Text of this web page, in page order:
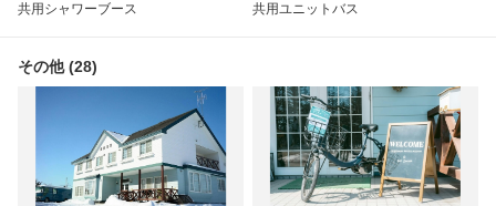
共用シャワーブース 共用ユニットバス
その他 (28)